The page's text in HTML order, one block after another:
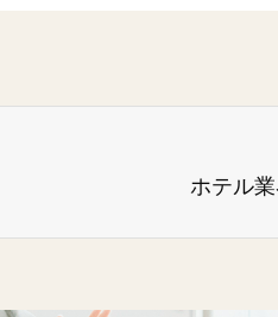
ホテル